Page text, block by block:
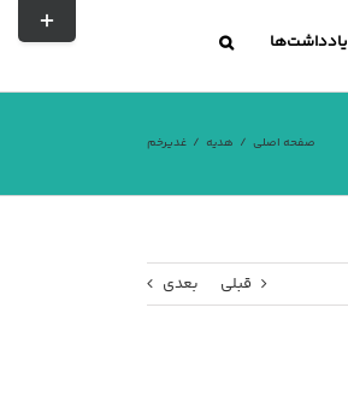
یادداشت‌ها
صفحه اصلی هدیه غدیرخم
قبلی بعدی
تغییر
نوار